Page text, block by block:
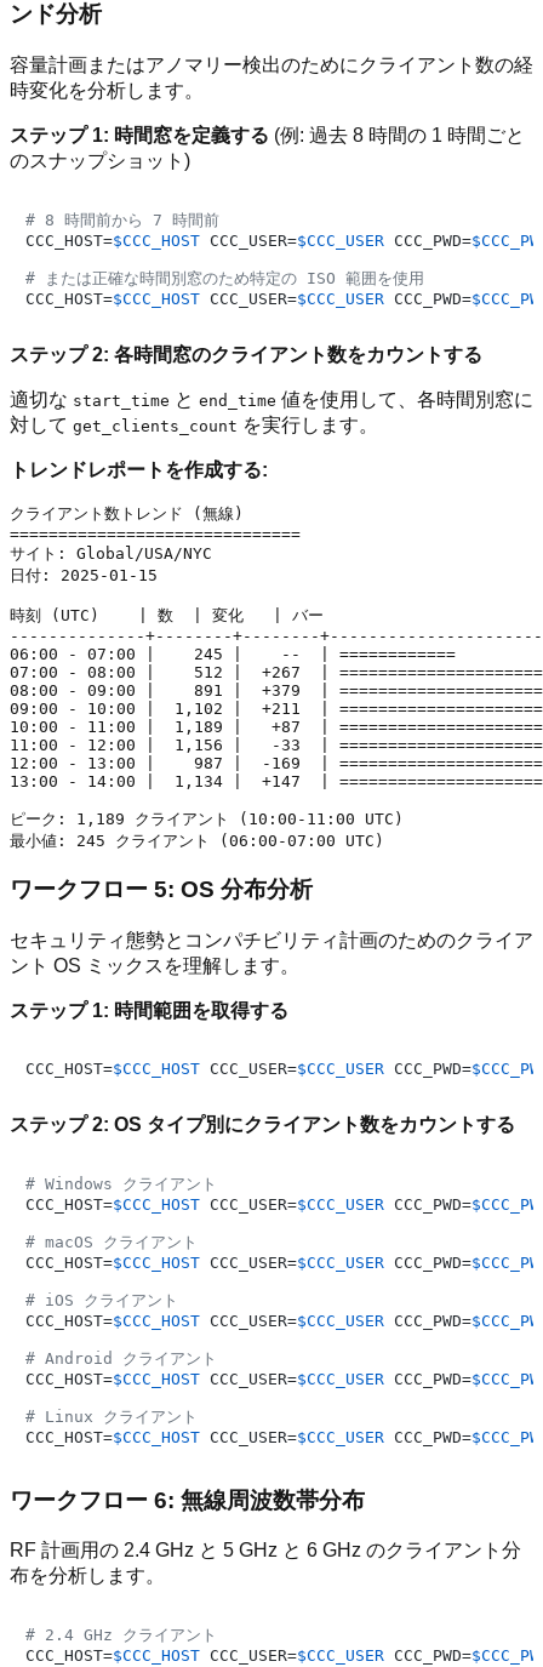
ンド分析
容量計画またはアノマリー検出のためにクライアント数の経
時変化を分析します。
ステップ 1: 時間窓を定義する (例: 過去 8 時間の 1 時間ごと
のスナップショット)
# 8 時間前から 7 時間前
CCC_HOST=$CCC_HOST CCC_USER=$CCC_USER CCC_PWD=
# または正確な時間別窓のため特定の ISO 範囲を使用
CCC_HOST=$CCC_HOST CCC_USER=$CCC_USER CCC_PWD=
ステップ 2: 各時間窓のクライアント数をカウントする
適切な start_time と end_time 値を使用して、各時間別窓に
対して get_clients_count を実行します。
トレンドレポートを作成する:
クライアント数トレンド (無線)
==============================
サイト: Global/USA/NYC
日付: 2025-01-15
時刻 (UTC)    | 数  | 変化   | バー
--------------+--------+--------
06:00 - 07:00 |    245 |    --  | ============
07:00 - 08:00 |    512 |  +267  |
08:00 - 09:00 |    891 |  +379  |
09:00 - 10:00 |  1,102 |  +211  |
10:00 - 11:00 |  1,189 |   +87  |
11:00 - 12:00 |  1,156 |   -33  |
12:00 - 13:00 |    987 |  -169  |
13:00 - 14:00 |  1,134 |  +147  |
ピーク: 1,189 クライアント (10:00-11:00 UTC)
ワークフロー 5: OS 分布分析
セキュリティ態勢とコンパチビリティ計画のためのクライア
ント OS ミックスを理解します。
ステップ 1: 時間範囲を取得する
CCC_HOST=$CCC_HOST CCC_USER=$CCC_USER CCC_PWD=
ステップ 2: OS タイプ別にクライアント数をカウントする
# Windows クライアント
CCC_HOST=$CCC_HOST CCC_USER=$CCC_USER CCC_PWD=
# macOS クライアント
CCC_HOST=$CCC_HOST CCC_USER=$CCC_USER CCC_PWD=
# iOS クライアント
CCC_HOST=$CCC_HOST CCC_USER=$CCC_USER CCC_PWD=
# Android クライアント
CCC_HOST=$CCC_HOST CCC_USER=$CCC_USER CCC_PWD=
# Linux クライアント
CCC_HOST=$CCC_HOST CCC_USER=$CCC_USER CCC_PWD=
ワークフロー 6: 無線周波数帯分布
RF 計画用の 2.4 GHz と 5 GHz と 6 GHz のクライアント分
布を分析します。
# 2.4 GHz クライアント
CCC_HOST=$CCC_HOST CCC_USER=$CCC_USER CCC_PWD=